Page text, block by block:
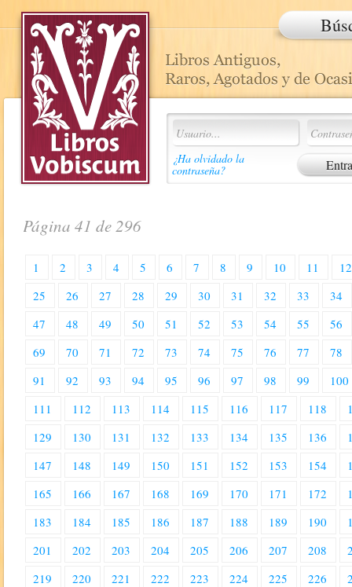
¿Ha olvidado la
contraseña?
Página 41 de 296
1 2 3 4 5 6 7 8 9 10 11
12
25
26 27 28 29 30 31 32 33
34
47
48 49 50 51 52 53 54 55
56
69
70 71 72 73 74 75 76 77
78
91
92 93 94 95 96 97 98 99
100
111
112 113 114 115 116 117 118
129
130 131 132 133 134 135 136
147
148 149 150 151 152 153 154
165
166 167 168 169 170 171 172
183
184 185 186 187 188 189 190
201
202 203 204 205 206 207 208
219
220 221 222 223 224 225 226